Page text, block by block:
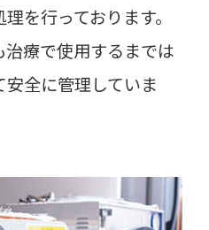
を行っております。
療で使用するまでは
全に管理していま